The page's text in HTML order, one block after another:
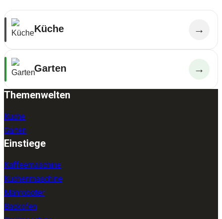
Küche →
Garten →
Themenwelten
Küche
Garten
Einstiege
Kaffeemaschine
Küchenmaschine
Mähroboter
Backofen